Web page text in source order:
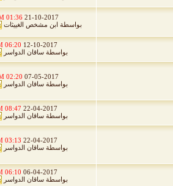
21-10-2017
01:36 AM
بواسطة ابن مشخص الغييثات
12-10-2017
06:20 PM
بواسطة ساقان الدواسر
07-05-2017
02:20 AM
بواسطة ساقان الدواسر
22-04-2017
08:47 PM
بواسطة ساقان الدواسر
22-04-2017
03:13 PM
بواسطة ساقان الدواسر
06-04-2017
06:10 PM
بواسطة ساقان الدواسر